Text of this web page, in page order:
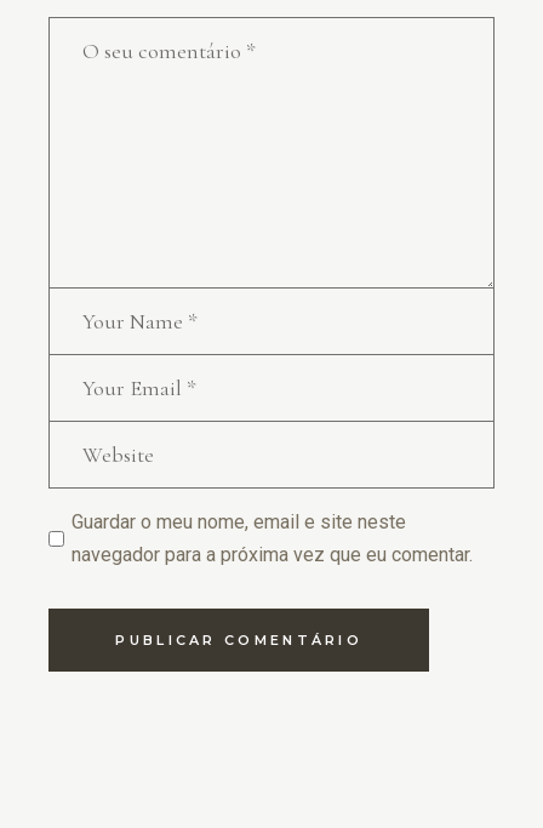
Guardar o meu nome, email e site neste
navegador para a próxima vez que eu comentar.
PUBLICAR COMENTÁRIO